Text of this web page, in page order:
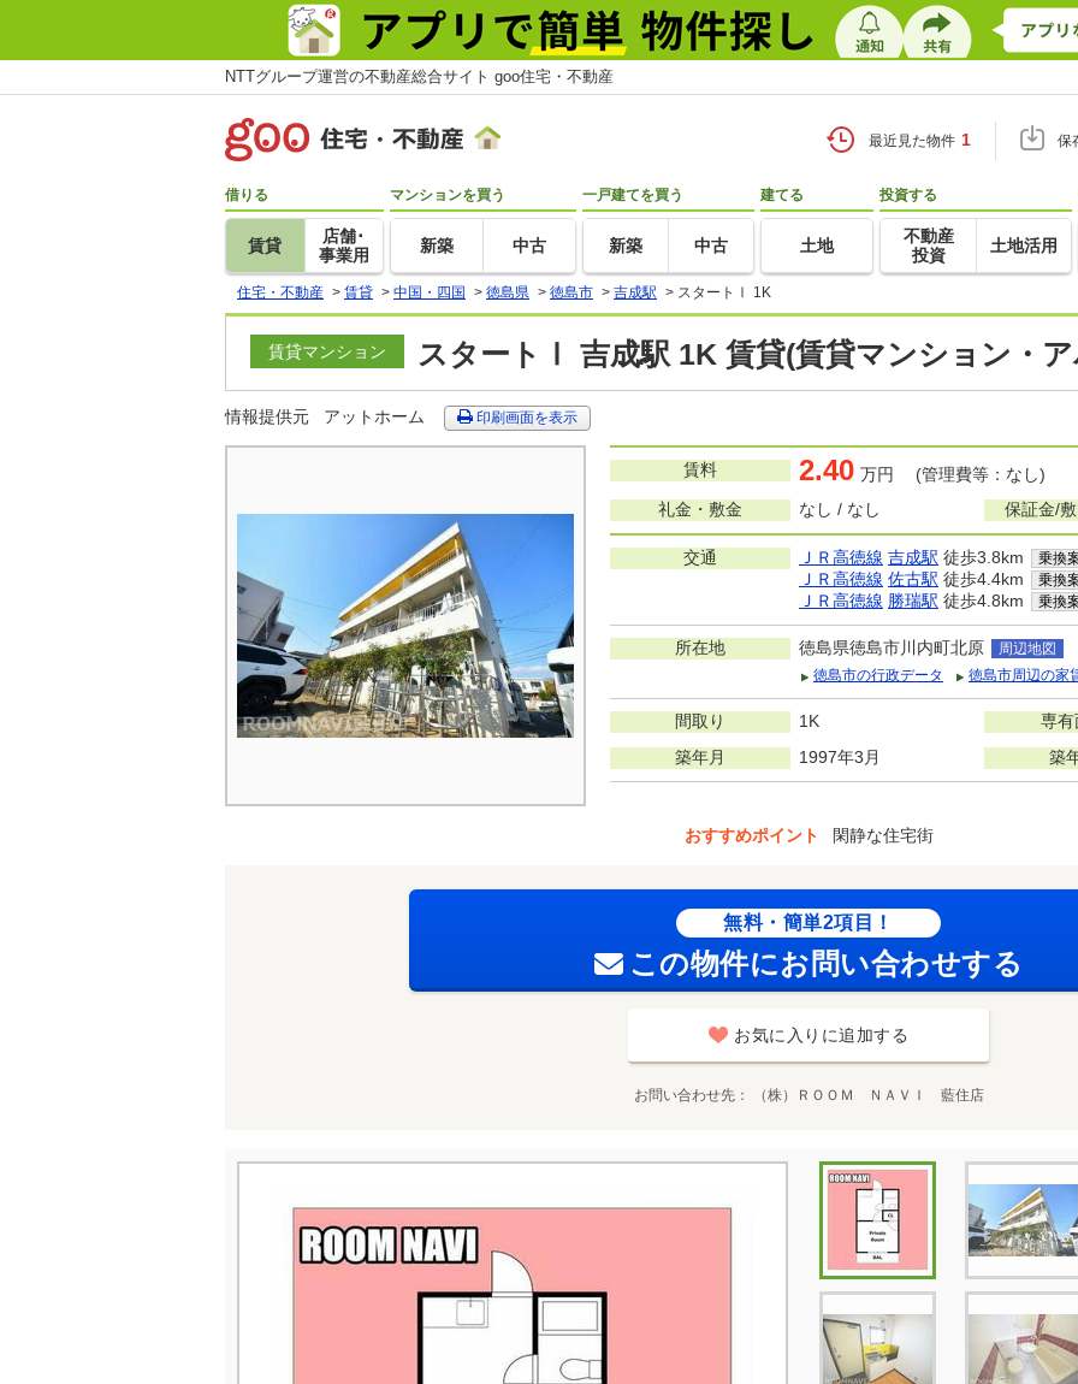
NTTグループ運営の不動産総合サイト goo住宅・不動産
最近見た物件 1 保
借りる
賃貸
店舗･
事業用
マンションを買う
新築 中古
一戸建てを買う
新築 中古
建てる
土地
投資する
不動産
投資
土地活用
住宅・不動産 > 賃貸 > 中国・四国 > 徳島県 > 徳島市 > 吉成駅 > スタートⅠ 1K
賃貸マンション スタートⅠ 吉成駅 1K 賃貸(賃貸マンション・
情報提供元 アットホーム 印刷画面を表示
賃料 2.40 万円 (管理費等：なし)
礼金・敷金
なし / なし 保証金/
交通 ＪＲ高徳線 吉成駅 徒歩3.8km 乗換
ＪＲ高徳線 佐古駅 徒歩4.4km 乗換
ＪＲ高徳線 勝瑞駅 徒歩4.8km 乗換
所在地 徳島県徳島市川内町北原
周辺地図
徳島市の行政データ
徳島市周辺の家
間取り 1K 専有
築年月 1997年3月 築
おすすめポイント 閑静な住宅街
無料・簡単2項目！
この物件にお問い合わせする
お気に入りに追加する
お問い合わせ先 （株）ＲＯＯＭ ＮＡＶＩ 藍住店